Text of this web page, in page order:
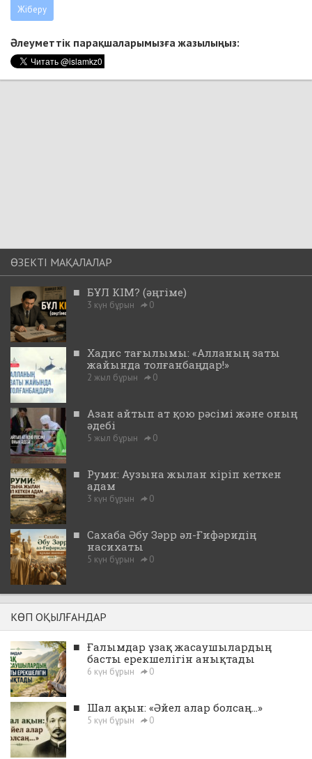
Әлеуметтік парақшаларымызға жазылыңыз:
ӨЗЕКТІ МАҚАЛАЛАР
■ БҰЛ КІМ? (әңгіме)
3 күн бұрын 0
■ Хадис тағылымы: «Алланың заты
жайында толғанбаңдар!»
2 жыл бұрын 0
■ Азан айтып ат қою рәсімі және оның
әдебі
5 жыл бұрын 0
■ Руми: Аузына жылан кіріп кеткен
адам
3 күн бұрын 0
■ Сахаба Әбу Зәрр әл-Ғифәридің
насихаты
5 күн бұрын 0
КӨП ОҚЫЛҒАНДАР
■ Ғалымдар ұзақ жасаушылардың
басты ерекшелігін анықтады
6 күн бұрын 0
■ Шал ақын: «Әйел алар болсаң...»
5 күн бұрын 0